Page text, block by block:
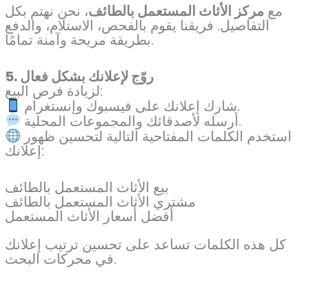
مع مركز الأثاث المستعمل بالطائف، نحن نهتم بكل
التفاصيل. فريقنا يقوم بالفحص، الاستلام، والدفع
بطريقة مريحة وآمنة تمامًا.
5. روّج لإعلانك بشكل فعال
لزيادة فرص البيع:
شارك إعلانك على فيسبوك وإنستغرام.
أرسله لأصدقائك والمجموعات المحلية.
إعلانك:
بيع الأثاث المستعمل بالطائف
مشتري الأثاث المستعمل بالطائف
أفضل أسعار الأثاث المستعمل
كل هذه الكلمات تساعد على تحسين ترتيب إعلانك
في محركات البحث.